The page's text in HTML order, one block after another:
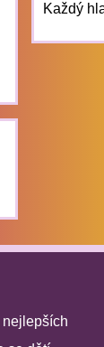
Každý